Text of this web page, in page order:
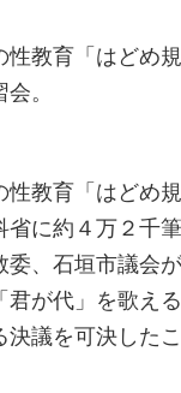
教育「はどめ
。
教育「はどめ
に約４万２千筆
、石垣市議会
君が代」を歌え
決議を可決した